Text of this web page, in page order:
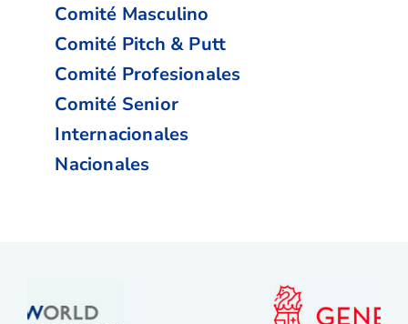
Comité Masculino
Comité Pitch & Putt
Comité Profesionales
Comité Senior
Internacionales
Nacionales